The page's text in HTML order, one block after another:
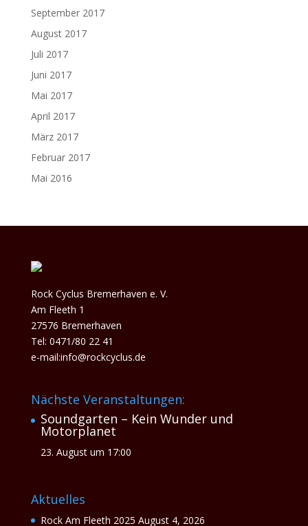
September 2017
August 2017
Juli 2017
Juni 2017
Mai 2017
April 2017
März 2017
Februar 2017
Mai 2016
Rock Cyclus Bremerhaven e. V.
Am Fleeth 1
27576 Bremerhaven
Tel: 0471/80 22 41
e-mail:info@rockcyclus.de
Nächste Veranstaltungen:
Soundgarten – Kein Wunder und
Motorplanet
23. August um 17:00
Aktuelles
Rock Am Fleeth 2025 August 4, 2026